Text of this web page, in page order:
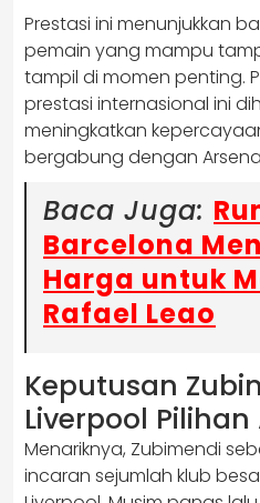
Prestasi ini menunjukkan
pemain yang mampu
tampil di momen penting.
prestasi internasional ini
meningkatkan
bergabung dengan
Baca Juga:
Barcelona
Harga untuk
Rafael Leao
Keputusan
Liverpool Pilihan
Menariknya, Zubimendi
incaran sejumlah klub